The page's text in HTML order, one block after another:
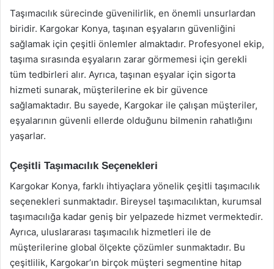
Taşımacılık sürecinde güvenilirlik, en önemli unsurlardan
biridir. Kargokar Konya, taşınan eşyaların güvenliğini
sağlamak için çeşitli önlemler almaktadır. Profesyonel ekip,
taşıma sırasında eşyaların zarar görmemesi için gerekli
tüm tedbirleri alır. Ayrıca, taşınan eşyalar için sigorta
hizmeti sunarak, müşterilerine ek bir güvence
sağlamaktadır. Bu sayede, Kargokar ile çalışan müşteriler,
eşyalarının güvenli ellerde olduğunu bilmenin rahatlığını
yaşarlar.
Çeşitli Taşımacılık Seçenekleri
Kargokar Konya, farklı ihtiyaçlara yönelik çeşitli taşımacılık
seçenekleri sunmaktadır. Bireysel taşımacılıktan, kurumsal
taşımacılığa kadar geniş bir yelpazede hizmet vermektedir.
Ayrıca, uluslararası taşımacılık hizmetleri ile de
müşterilerine global ölçekte çözümler sunmaktadır. Bu
çeşitlilik, Kargokar’ın birçok müşteri segmentine hitap